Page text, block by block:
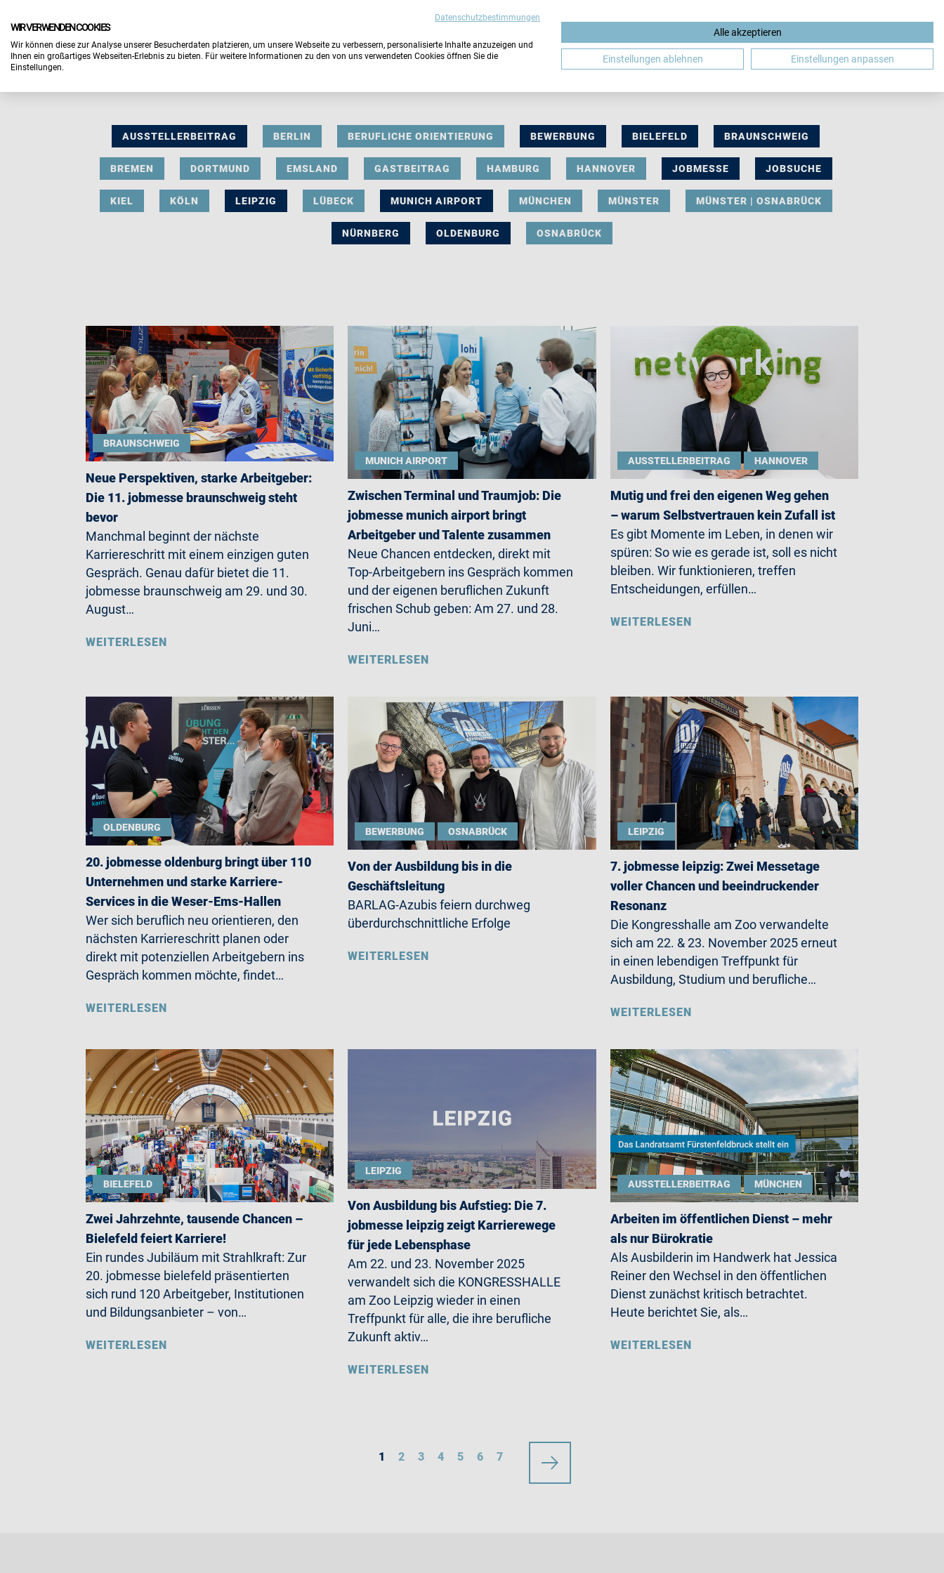
DE
AUSSTELLERBEITRAG BERLIN BERUFLICHE ORIENTIERUNG BEWERBUNG BIELEFELD BRAUNSCHWEIG
BREMEN DORTMUND EMSLAND GASTBEITRAG HAMBURG HANNOVER JOBMESSE JOBSUCHE
KIEL KÖLN LEIPZIG LÜBECK MUNICH AIRPORT MÜNCHEN MÜNSTER MÜNSTER | OSNABRÜCK
NÜRNBERG OLDENBURG OSNABRÜCK
BRAUNSCHWEIG
Neue Perspektiven, starke Arbeitgeber:
Die 11. jobmesse braunschweig steht
bevor
Manchmal beginnt der nächste
Karriereschritt mit einem einzigen guten
Gespräch. Genau dafür bietet die 11.
jobmesse braunschweig am 29. und 30.
August…
WEITERLESEN
MUNICH AIRPORT
Zwischen Terminal und Traumjob: Die
jobmesse munich airport bringt
Arbeitgeber und Talente zusammen
Neue Chancen entdecken, direkt mit
Top-Arbeitgebern ins Gespräch kommen
und der eigenen beruflichen Zukunft
frischen Schub geben: Am 27. und 28.
Juni…
WEITERLESEN
AUSSTELLERBEITRAG HANNOVER
Mutig und frei den eigenen Weg gehen
– warum Selbstvertrauen kein Zufall ist
Es gibt Momente im Leben, in denen wir
spüren: So wie es gerade ist, soll es nicht
bleiben. Wir funktionieren, treffen
Entscheidungen, erfüllen…
WEITERLESEN
OLDENBURG
20. jobmesse oldenburg bringt über 110
Unternehmen und starke Karriere-
Services in die Weser-Ems-Hallen
Wer sich beruflich neu orientieren, den
nächsten Karriereschritt planen oder
direkt mit potenziellen Arbeitgebern ins
Gespräch kommen möchte, findet…
WEITERLESEN
BEWERBUNG OSNABRÜCK
Von der Ausbildung bis in die
Geschäftsleitung
BARLAG-Azubis feiern durchweg
überdurchschnittliche Erfolge
WEITERLESEN
LEIPZIG
7. jobmesse leipzig: Zwei Messetage
voller Chancen und beeindruckender
Resonanz
Die Kongresshalle am Zoo verwandelte
sich am 22. & 23. November 2025 erneut
in einen lebendigen Treffpunkt für
Ausbildung, Studium und berufliche…
WEITERLESEN
BIELEFELD
Zwei Jahrzehnte, tausende Chancen –
Bielefeld feiert Karriere!
Ein rundes Jubiläum mit Strahlkraft: Zur
20. jobmesse bielefeld präsentierten
sich rund 120 Arbeitgeber, Institutionen
und Bildungsanbieter – von…
WEITERLESEN
LEIPZIG
Von Ausbildung bis Aufstieg: Die 7.
jobmesse leipzig zeigt Karrierewege
für jede Lebensphase
Am 22. und 23. November 2025
verwandelt sich die KONGRESSHALLE
am Zoo Leipzig wieder in einen
Treffpunkt für alle, die ihre berufliche
Zukunft aktiv…
WEITERLESEN
AUSSTELLERBEITRAG MÜNCHEN
Arbeiten im öffentlichen Dienst – mehr
als nur Bürokratie
Als Ausbilderin im Handwerk hat Jessica
Reiner den Wechsel in den öffentlichen
Dienst zunächst kritisch betrachtet.
Heute berichtet Sie, als…
WEITERLESEN
1 2 3 4 5 6 7
Datenschutzbestimmungen
WIR VERWENDEN COOKIES
Wir können diese zur Analyse unserer Besucherdaten platzieren, um unsere Webseite zu verbessern, personalisierte Inhalte anzuzeigen und
Ihnen ein großartiges Webseiten-Erlebnis zu bieten. Für weitere Informationen zu den von uns verwendeten Cookies öffnen Sie die
Einstellungen.
Alle akzeptieren
Einstellungen ablehnen Einstellungen anpassen